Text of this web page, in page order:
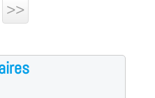
>>